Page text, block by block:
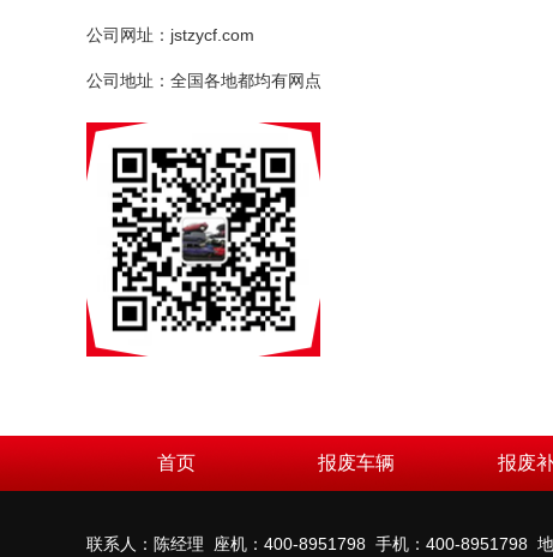
公司网址：jstzycf.com
公司地址：全国各地都均有网点
首页 报废车辆 报废
联系人：陈经理 座机：400-8951798 手机：400-8951798